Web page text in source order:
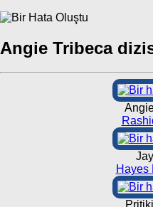
Angie Tribeca
Hayes